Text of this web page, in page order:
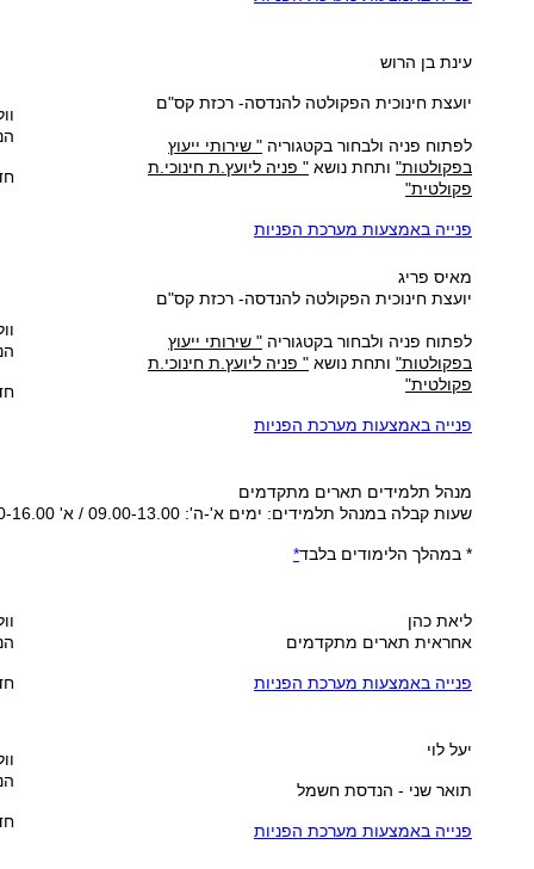
עינת בן הרוש
יועצת חינוכית הפקולטה להנדסה- רכזת קס"ם
לפתוח פניה ולבחור בקטגוריה " שירותי ייעוץ
בפקולטות" ותחת נושא " פניה ליועץ.ת חינוכי.ת
פקולטית"
פנייה באמצעות מערכת הפניות
מאיס פריג
יועצת חינוכית הפקולטה להנדסה- רכזת קס"ם
לפתוח פניה ולבחור בקטגוריה " שירותי ייעוץ
בפקולטות" ותחת נושא " פניה ליועץ.ת חינוכי.ת
פקולטית"
פנייה באמצעות מערכת הפניות
מנהל תלמידים תארים מתקדמים
שעות קבלה במנהל תלמידים: ימים א'-ה': 09.00-13.00 / א' 15.00-16.00
* במהלך הלימודים בלבד*
ליאת כהן
אחראית תארים מתקדמים
פנייה באמצעות מערכת הפניות
יעל לוי
תואר שני - הנדסת חשמל
פנייה באמצעות מערכת הפניות